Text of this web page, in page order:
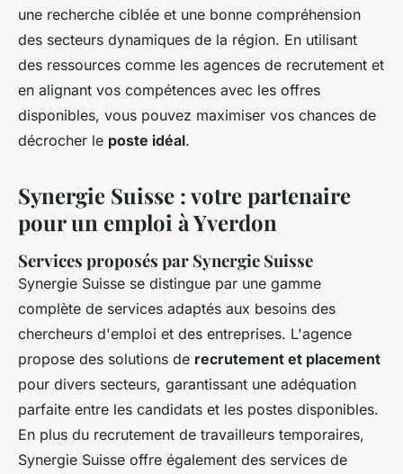
une recherche ciblée et une bonne compréhension
des secteurs dynamiques de la région. En utilisant
des ressources comme les agences de recrutement et
en alignant vos compétences avec les offres
disponibles, vous pouvez maximiser vos chances de
décrocher le poste idéal.
Synergie Suisse : votre partenaire
pour un emploi à Yverdon
Services proposés par Synergie Suisse
Synergie Suisse se distingue par une gamme
complète de services adaptés aux besoins des
chercheurs d'emploi et des entreprises. L'agence
propose des solutions de recrutement et placement
pour divers secteurs, garantissant une adéquation
parfaite entre les candidats et les postes disponibles.
En plus du recrutement de travailleurs temporaires,
Synergie Suisse offre également des services de